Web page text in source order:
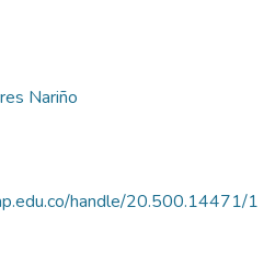
Nariño
handle/20.500.14471/1